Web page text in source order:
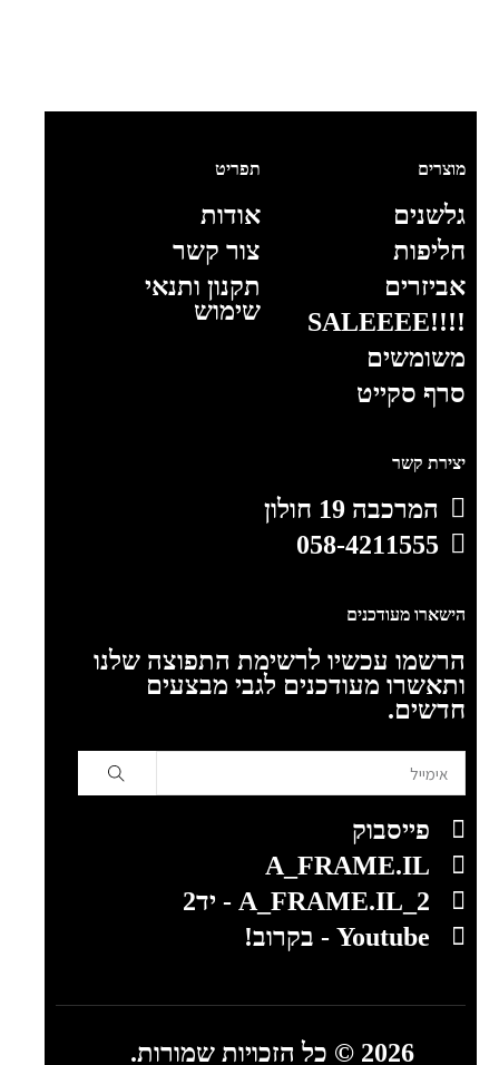
מוצרים
גלשנים
חליפות
אביזרים
!!!!SALEEEE
משומשים
סרף סקייט
תפריט
אודות
צור קשר
תקנון ותנאי
שימוש
יצירת קשר
המרכבה 19 חולון
058-4211555
הישארו מעודכנים
הרשמו עכשיו לרשימת התפוצה שלנו
ותאשרו מעודכנים לגבי מבצעים
חדשים.
פייסבוק
A_FRAME.IL
A_FRAME.IL_2 - יד2
Youtube - בקרוב!
2026 © כל הזכויות שמורות.